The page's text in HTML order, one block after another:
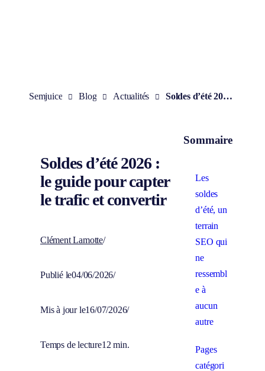
Semjuice Blog Actualités Soldes d’été 2026 : le guide pour capter le trafic et convertir
Soldes d’été 2026 :
le guide pour capter
le trafic et convertir
Clément Lamotte/
Publié le04/06/2026/
Mis à jour le16/07/2026/
Temps de lecture12 min.
Sommaire
Les
soldes
d’été, un
terrain
SEO qui
ne
ressembl
e à
aucun
autre
Pages
catégori